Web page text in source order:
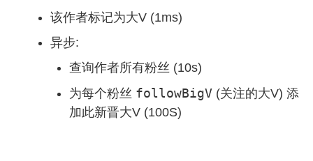
该作者标记为大V (1ms)
异步:
查询作者所有粉丝 (10s)
为每个粉丝 followBigV (关注的大V) 添
加此新晋大V (100S)